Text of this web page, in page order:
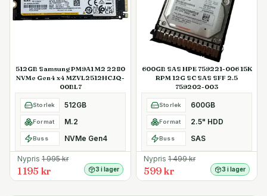
512GB Samsung PM9A1 M2 2280
NVMe Gen4 x4 MZVL2512HCJQ-
00BL7
Storlek 512GB
Format M.2
Buss NVMe Gen4
Nypris 1 995kr
1 195 kr 3 i lager
600GB SAS HPE 759221-006 15K
RPM 12G SC SAS SFF 2.5
759202-003
Storlek 600GB
Format 2.5" HDD
Buss SAS
Nypris 1 499kr
599 kr 3 i lager